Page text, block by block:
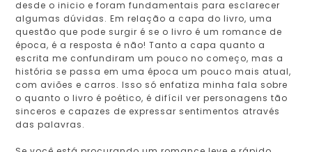
desde o inicio e foram fundamentais para esclarecer
algumas dúvidas. Em relação a capa do livro, uma
questão que pode surgir é se o livro é um romance de
época, é a resposta é não! Tanto a capa quanto a
escrita me confundiram um pouco no começo, mas a
história se passa em uma época um pouco mais atual,
com aviões e carros. Isso só enfatiza minha fala sobre
o quanto o livro é poético, é difícil ver personagens tão
sinceros e capazes de expressar sentimentos através
das palavras.